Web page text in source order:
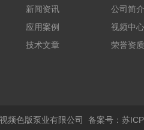
新闻资讯
应用案例
技术文章
公司简介
视频中心
荣誉资质
频色版泵业有限公司 备案号：